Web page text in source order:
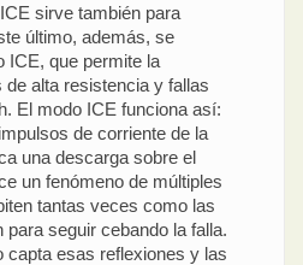
sirve también para
último, además, se
ICE, que permite la
de alta resistencia y fallas
El modo ICE funciona así:
de corriente de la
una descarga sobre el
un fenómeno de múltiples
tantas veces como las
para seguir cebando la falla.
capta esas reflexiones y las